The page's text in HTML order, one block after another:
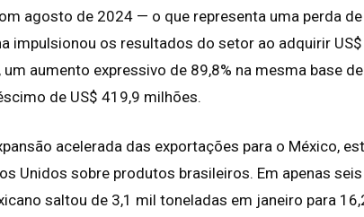
agosto de 2024 — o que representa uma perda de
impulsionou os resultados do setor ao adquirir
aumento expressivo de 89,8% na mesma base de
de US$ 419,9 milhões.
acelerada das exportações para o México,
Unidos sobre produtos brasileiros. Em apenas
saltou de 3,1 mil toneladas em janeiro para